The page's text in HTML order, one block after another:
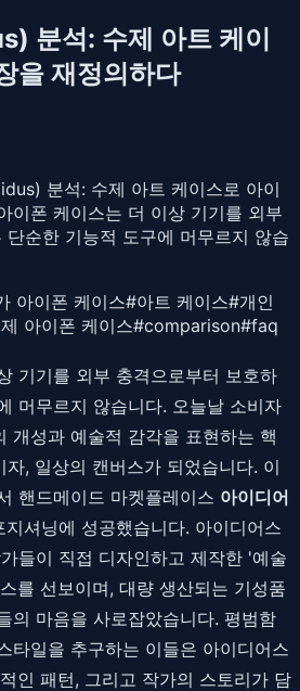
분석: 수제 아트 케이
을 재정의하다
분석: 수제 아트 케이스로 아이
이폰 케이스는 더 이상 기기를 외부
단순한 기능적 도구에 머무르지 않습
아이폰 케이스#아트 케이스#개인
아이폰 케이스#comparison#faq
기기를 외부 충격으로부터 보호하
머무르지 않습니다. 오늘날 소비자
개성과 예술적 감각을 표현하는 핵
, 일상의 캔버스가 되었습니다. 이
핸드메이드 마켓플레이스 아이디어
지셔닝에 성공했습니다. 아이디어스
들이 직접 디자인하고 제작한 '예술
를 선보이며, 대량 생산되는 기성품
의 마음을 사로잡았습니다. 평범함
타일을 추구하는 이들은 아이디어스
인 패턴, 그리고 작가의 스토리가 담